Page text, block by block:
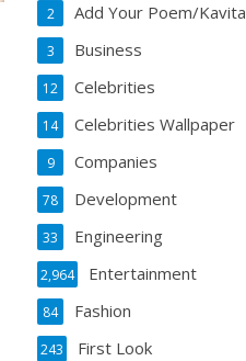
Add Your Poem/Kavita
2
Business
3
Celebrities
12
Celebrities Wallpaper
14
Companies
9
Development
78
Engineering
33
Entertainment
2,964
Fashion
84
First Look
243